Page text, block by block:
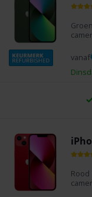
Groen
vanaf
Rood